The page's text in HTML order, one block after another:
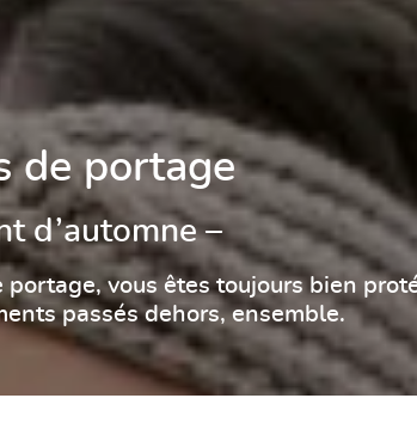
de portage
d’automne –
vous êtes toujours bien
passés dehors, ensemble.